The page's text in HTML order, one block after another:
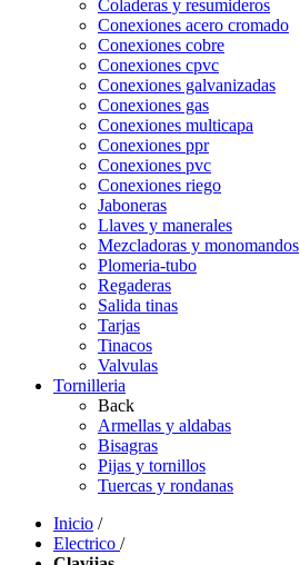
Coladeras y resumideros
Conexiones acero cromado
Conexiones cobre
Conexiones cpvc
Conexiones galvanizadas
Conexiones gas
Conexiones multicapa
Conexiones ppr
Conexiones pvc
Conexiones riego
Jaboneras
Llaves y manerales
Mezcladoras y monomandos
Plomeria-tubo
Regaderas
Salida tinas
Tarjas
Tinacos
Valvulas
Tornilleria
Back
Armellas y aldabas
Bisagras
Pijas y tornillos
Tuercas y rondanas
Inicio /
Electrico /